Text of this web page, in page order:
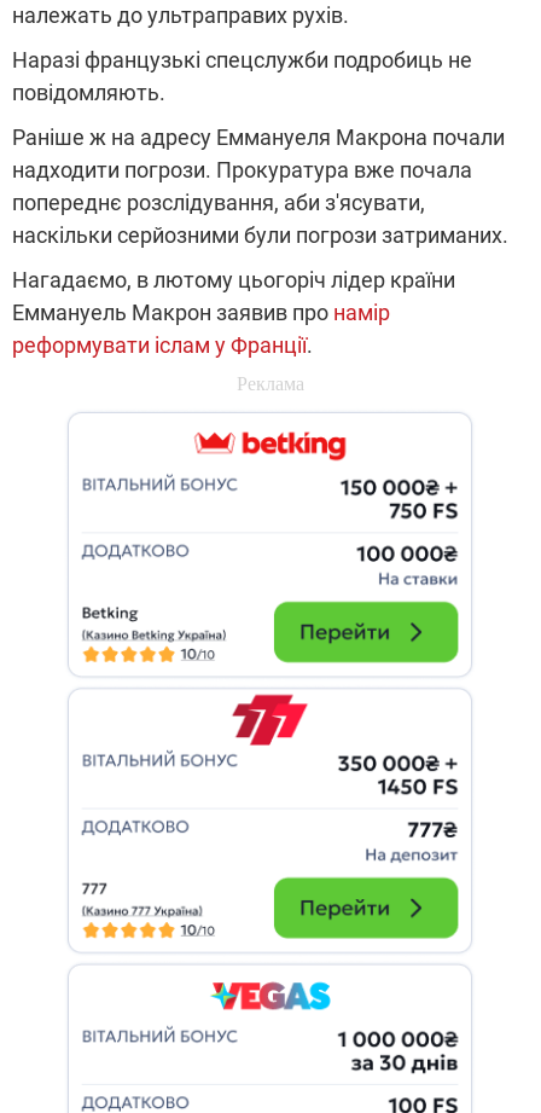
належать до ультраправих рухів.
Наразі французькі спецслужби подробиць не
повідомляють.
Раніше ж на адресу Еммануеля Макрона почали
надходити погрози. Прокуратура вже почала
попереднє розслідування, аби з'ясувати,
наскільки серйозними були погрози затриманих.
Нагадаємо, в лютому цьогоріч лідер країни
Еммануель Макрон заявив про намір
реформувати іслам у Франції.